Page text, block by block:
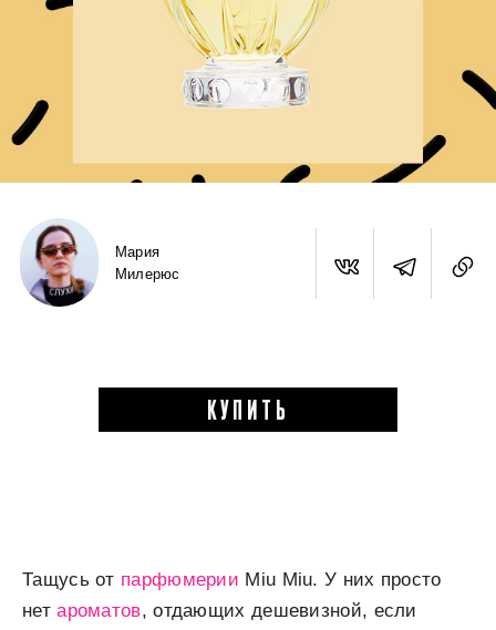
Мария
Милерюс
КУПИТЬ
Тащусь от парфюмерии Miu Miu. У них просто
нет ароматов, отдающих дешевизной, если